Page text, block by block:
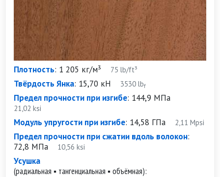
Плотность: 1 205 кг/м³ 75 lb/ft³
Твёрдость Янка: 15,70 кН 3530 lbf
Предел прочности при изгибе: 144,9 МПа
21,02 ksi
Модуль упругости при изгибе: 14,58 ГПа 2,11 Mpsi
Предел прочности при сжатии вдоль волокон:
72,8 МПа 10,56 ksi
Усушка
(радиальная ▪ тангенциальная ▪ объёмная):